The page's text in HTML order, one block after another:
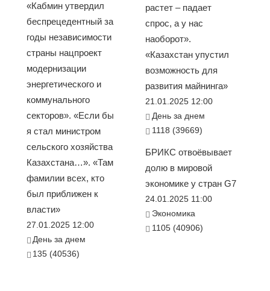
«Кабмин утвердил
беспрецедентный за
годы независимости
страны нацпроект
модернизации
энергетического и
коммунального
секторов». «Если бы
я стал министром
сельского хозяйства
Казахстана…». «Там
фамилии всех, кто
был приближен к
власти»
27.01.2025 12:00
День за днем
135 (40536)
растет – падает
спрос, а у нас
наоборот».
«Казахстан упустил
возможность для
развития майнинга»
21.01.2025 12:00
День за днем
1118 (39669)
БРИКС отвоёвывает
долю в мировой
экономике у стран G7
24.01.2025 11:00
Экономика
1105 (40906)